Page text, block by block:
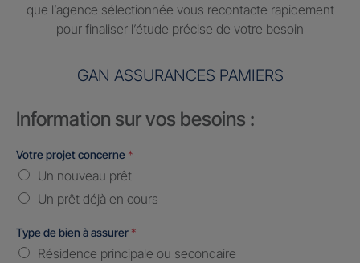
que l’agence sélectionnée vous recontacte rapidement
pour finaliser l’étude précise de votre besoin
GAN ASSURANCES PAMIERS
Information sur vos besoins :
Votre projet concerne *
Un nouveau prêt
Un prêt déjà en cours
Type de bien à assurer *
Résidence principale ou secondaire